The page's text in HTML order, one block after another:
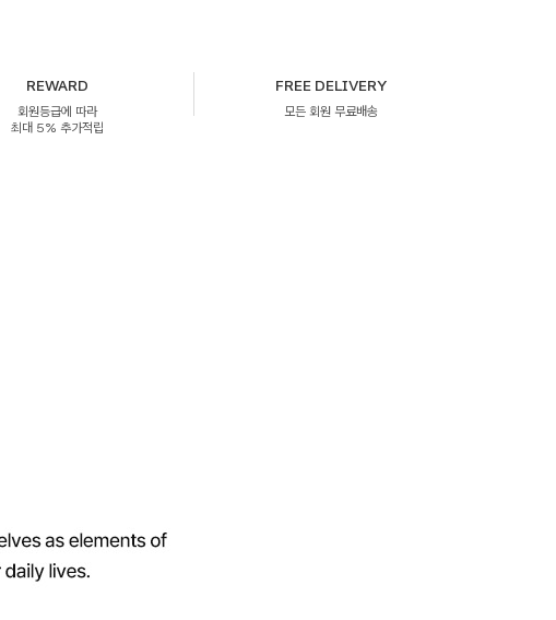
REWARD
회원등급에 따라
최대 5% 추가적립
FREE DELIVERY
모든 회원 무료배송